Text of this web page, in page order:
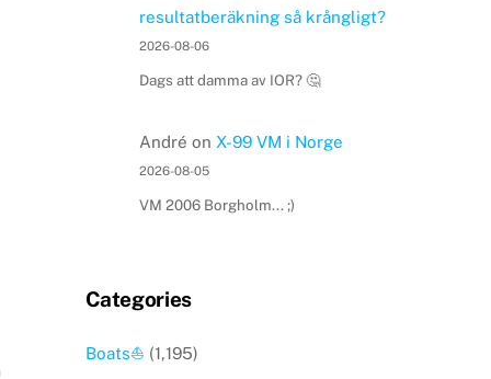
resultatberäkning så krångligt?
2026-08-06
Dags att damma av IOR? 🤔
André on X-99 VM i Norge
2026-08-05
VM 2006 Borgholm... ;)
Categories
Boats⛵️ (1,195)